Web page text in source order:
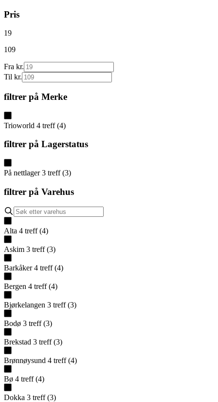
Pris
19
109
Fra kr.
Til kr.
filtrer på Merke
Trioworld 4 treff (4)
filtrer på Lagerstatus
På nettlager 3 treff (3)
filtrer på Varehus
Alta 4 treff (4)
Askim 3 treff (3)
Barkåker 4 treff (4)
Bergen 4 treff (4)
Bjørkelangen 3 treff (3)
Bodø 3 treff (3)
Brekstad 3 treff (3)
Brønnøysund 4 treff (4)
Bø 4 treff (4)
Dokka 3 treff (3)